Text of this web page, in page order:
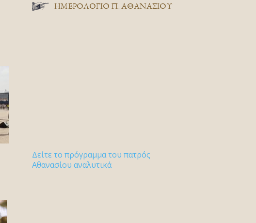
ΗΜΕΡΟΛΟΓΙΟ Π. ΑΘΑΝΑΣΙΟΥ
Δείτε το πρόγραμμα του πατρός
Αθανασίου αναλυτικά